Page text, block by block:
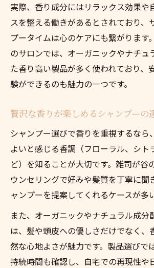
実際、香り成分にはリラックス効果や
スを整える働きがあるとされており、
プータイムは心のケアにも繋がります
のサロンでは、オーガニックやナチュ
た香り高い製品が多く使われており、
験ができるのも魅力の一つです。
贅沢な香りが楽しめるシャンプーの
シャンプー選びで香りを重視するなら
よいと感じる香調（フローラル、シト
ど）を知ることが大切です。雑司が谷
ウンセリングで好みや髪質を丁寧に聞
ャンプーを提案してくれるケースが多
また、オーガニックやナチュラル成分
は、髪や頭皮への優しさだけでなく、
然な心地よさが魅力です。製品選びで
持続時間も確認し、自宅での再現性や